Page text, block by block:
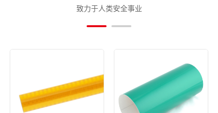
致力于人类安全事业